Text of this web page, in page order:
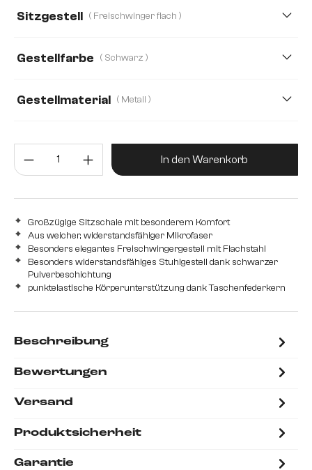
Sitzgestell ( Freischwinger flach )
Gestellfarbe ( Schwarz )
Gestellmaterial ( Metall )
Produkt Anzahl: Gib den
In den Warenkorb
Großzügige Sitzschale mit besonderem Komfort
Aus weicher, widerstandsfähiger Mikrofaser
Besonders elegantes Freischwingergestell mit Flachstahl
Besonders widerstandsfähiges Stuhlgestell dank schwarzer
Pulverbeschichtung
punktelastische Körperunterstützung dank Taschenfederkern
Beschreibung
Bewertungen
Versand
Produktsicherheit
Garantie